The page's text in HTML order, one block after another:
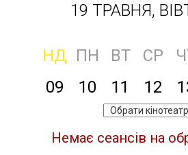
19 ТРАВНЯ,
НД ПН ВТ СР
09
10 11 12
Немає сеансів на